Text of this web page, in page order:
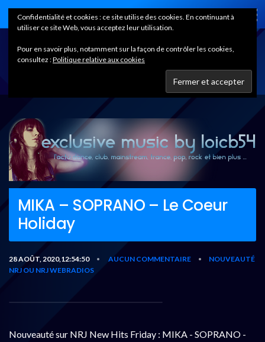
Home
MIKA – SOPRANO – Le Coeur
Holiday
28 AOÛT, 2020,12:54:50 • AUCUN COMMENTAIRE •
NOUVEAUTÉ
NRJ OU NRJ WEBRADIOS
Nouveauté sur NRJ New Hits Friday : MIKA - SOPRANO -
Confidentialité et cookies : ce site utilise des cookies. En continuant à
utiliser ce site Web, vous acceptez leur utilisation.
Pour en savoir plus, notamment sur la façon de contrôler les cookies,
consultez :Politique relative aux cookies